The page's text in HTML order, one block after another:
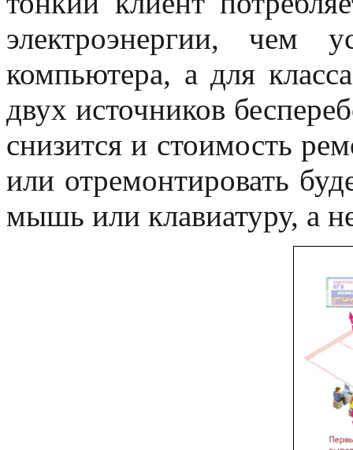
электроэнергии, чем
компьютера, а для
двух источников
снизится и стоимость
или отремонтировать
мышь или клавиатуру, а